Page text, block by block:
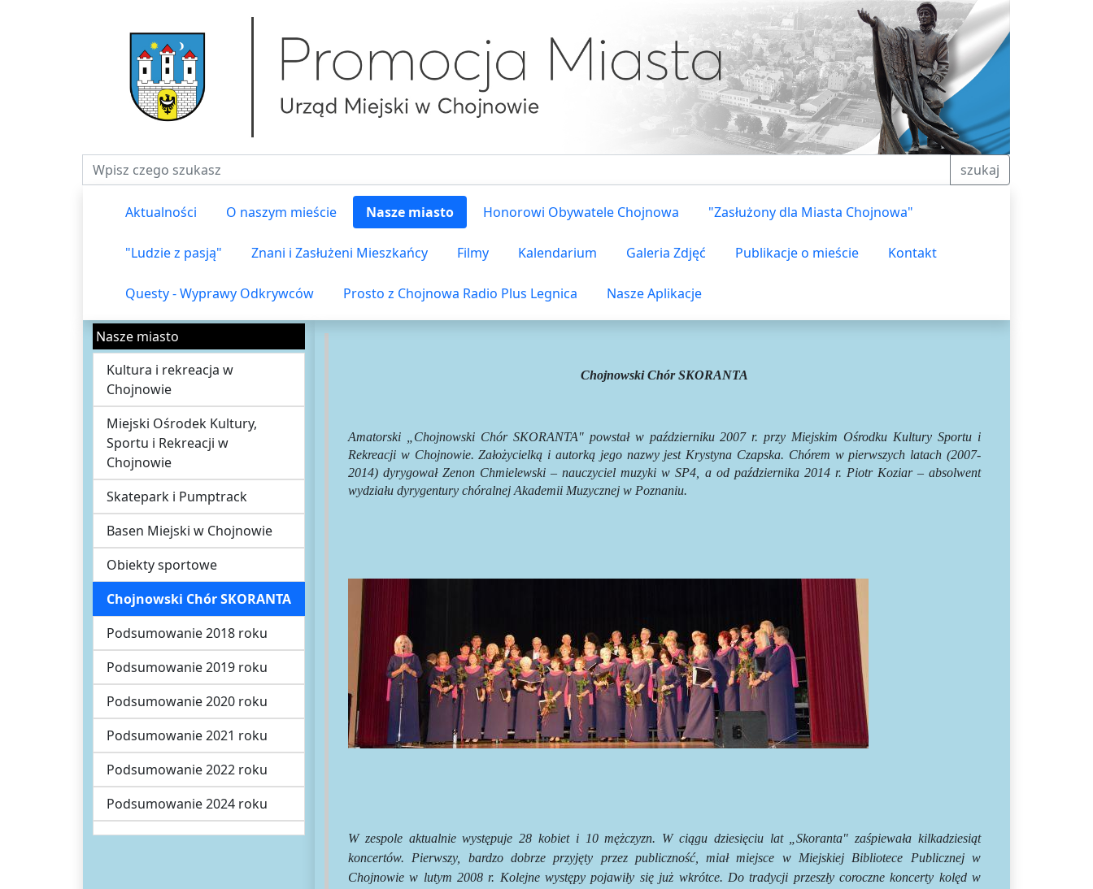
Fraza do wyszukiwania szukaj
Aktualności O naszym mieście Nasze miasto Honorowi Obywatele Chojnowa "Zasłużony dla Miasta Chojnowa"
"Ludzie z pasją" Znani i Zasłużeni Mieszkańcy Filmy Kalendarium Galeria Zdjęć Publikacje o mieście Kontakt
Questy - Wyprawy Odkrywców Prosto z Chojnowa Radio Plus Legnica Nasze Aplikacje
Nasze miasto
Kultura i rekreacja w
Chojnowie
Miejski Ośrodek Kultury,
Sportu i Rekreacji w
Chojnowie
Skatepark i Pumptrack
Basen Miejski w Chojnowie
Obiekty sportowe
Chojnowski Chór SKORANTA
Podsumowanie 2018 roku
Podsumowanie 2019 roku
Podsumowanie 2020 roku
Podsumowanie 2021 roku
Podsumowanie 2022 roku
Podsumowanie 2024 roku
Chojnowski Chór SKORANTA
Amatorski „Chojnowski Chór SKORANTA" powstał w październiku 2007 r. przy Miejskim Ośrodku Kultury Sportu i
Rekreacji w Chojnowie. Założycielką i autorką jego nazwy jest Krystyna Czapska. Chórem w pierwszych latach (2007-
2014) dyrygował Zenon Chmielewski – nauczyciel muzyki w SP4, a od października 2014 r. Piotr Koziar – absolwent
wydziału dyrygentury chóralnej Akademii Muzycznej w Poznaniu.
W zespole aktualnie występuje 28 kobiet i 10 mężczyzn. W ciągu dziesięciu lat „Skoranta" zaśpiewała kilkadziesiąt
koncertów. Pierwszy, bardzo dobrze przyjęty przez publiczność, miał miejsce w Miejskiej Bibliotece Publicznej w
Chojnowie w lutym 2008 r. Kolejne występy pojawiły się już wkrótce. Do tradycji przeszły coroczne koncerty kolęd w